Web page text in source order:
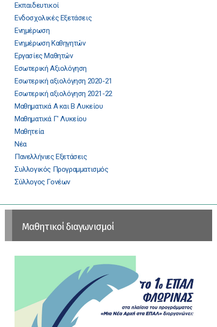
Εκπαιδευτικοί
Ενδοσχολικές Εξετάσεις
Ενημέρωση
Ενημέρωση Καθηγητών
Εργασίες Μαθητών
Εσωτερική Αξιολόγηση
Εσωτερική αξιολόγηση 2020-21
Εσωτερική αξιολόγηση 2021-22
Μαθηματικά Α και Β Λυκείου
Μαθηματικά Γ' Λυκείου
Μαθητεία
Νέα
Πανελλήνιες Εξετάσεις
Συλλογικός Προγραμματισμός
Σύλλογος Γονέων
Μαθητικοί διαγωνισμοί